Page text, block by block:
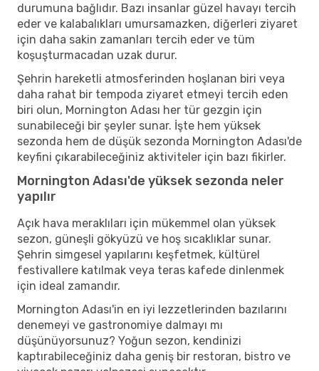
durumuna bağlıdır. Bazı insanlar güzel havayı tercih
eder ve kalabalıkları umursamazken, diğerleri ziyaret
için daha sakin zamanları tercih eder ve tüm
koşuşturmacadan uzak durur.
Şehrin hareketli atmosferinden hoşlanan biri veya
daha rahat bir tempoda ziyaret etmeyi tercih eden
biri olun, Mornington Adası her tür gezgin için
sunabileceği bir şeyler sunar. İşte hem yüksek
sezonda hem de düşük sezonda Mornington Adası'de
keyfini çıkarabileceğiniz aktiviteler için bazı fikirler.
Mornington Adası'de yüksek sezonda neler
yapılır
Açık hava meraklıları için mükemmel olan yüksek
sezon, güneşli gökyüzü ve hoş sıcaklıklar sunar.
Şehrin simgesel yapılarını keşfetmek, kültürel
festivallere katılmak veya teras kafede dinlenmek
için ideal zamandır.
Mornington Adası'in en iyi lezzetlerinden bazılarını
denemeyi ve gastronomiye dalmayı mı
düşünüyorsunuz? Yoğun sezon, kendinizi
kaptırabileceğiniz daha geniş bir restoran, bistro ve